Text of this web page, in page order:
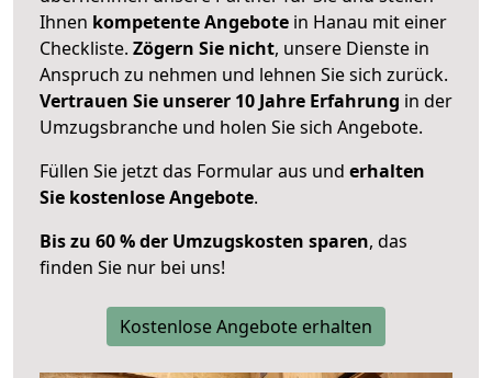
Ihnen kompetente Angebote in Hanau mit einer
Checkliste. Zögern Sie nicht, unsere Dienste in
Anspruch zu nehmen und lehnen Sie sich zurück.
Vertrauen Sie unserer 10 Jahre Erfahrung in der
Umzugsbranche und holen Sie sich Angebote.
Füllen Sie jetzt das Formular aus und erhalten
Sie kostenlose Angebote.
Bis zu 60 % der Umzugskosten sparen, das
finden Sie nur bei uns!
Kostenlose Angebote erhalten